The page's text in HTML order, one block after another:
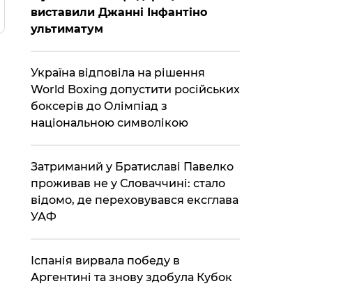
виставили Джанні Інфантіно
ультиматум
Україна відповіла на рішення
World Boxing допустити російських
боксерів до Олімпіад з
національною символікою
Затриманий у Братиславі Павелко
проживав не у Словаччині: стало
відомо, де переховувався ексглава
УАФ
Іспанія вирвала победу в
Аргентині та знову здобула Кубок